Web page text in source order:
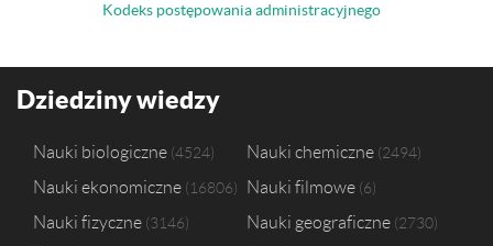
Kodeks postępowania administracyjnego
Dziedziny wiedzy
Nauki biologiczne 4524 Nauki chemiczne 2494
Nauki ekonomiczne 16806 Nauki filmowe 6
Nauki fizyczne 3146 Nauki geograficzne 2730